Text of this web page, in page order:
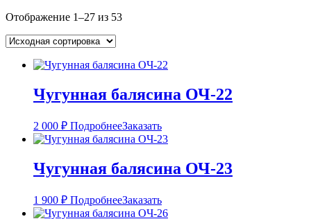
Отображение 1–27 из 53
Чугунная балясина ОЧ-22
2 000 ₽ ПодробнееЗаказать
Чугунная балясина ОЧ-23
1 900 ₽ ПодробнееЗаказать